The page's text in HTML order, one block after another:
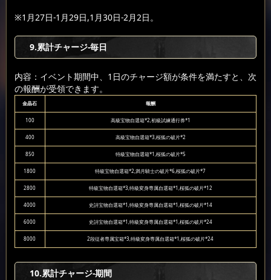
※1月27日-1月29日,1月30日-2月2日。
9.累計チャージ-毎日
内容：イベント期間中、1日のチャージ額が条件を満たすと、次
の報酬が受領できます。
金晶石 報酬
100 高級宝物自選箱*2,初級試練通行券*1
400 高級宝物自選箱*3,桜狐の破片*2
850 特級宝物自選箱*1,桜狐の破片*5
1800 特級宝物自選箱*2,満月騎士の破片*6,桜狐の破片*7
2800 特級宝物自選箱*3,特級変身専属自選箱*1,桜狐の破片*12
4000 史詩宝物自選箱*1,特級変身専属自選箱*1,桜狐の破片*14
6000 史詩宝物自選箱*1,特級変身専属自選箱*1,桜狐の破片*24
8000 2段従者専属宝箱*3,特級変身専属自選箱*1,桜狐の破片*24
10.累計チャージ-期間